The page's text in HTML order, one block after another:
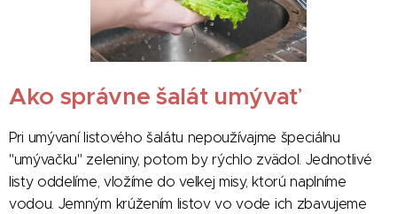
Ako správne šalát umývať
Pri umývaní listového šalátu nepoužívajme špeciálnu
"umývačku" zeleniny, potom by rýchlo zvädol. Jednotlivé
listy oddelíme, vložíme do veľkej misy, ktorú naplníme
vodou. Jemným krúžením listov vo vode ich zbavujeme